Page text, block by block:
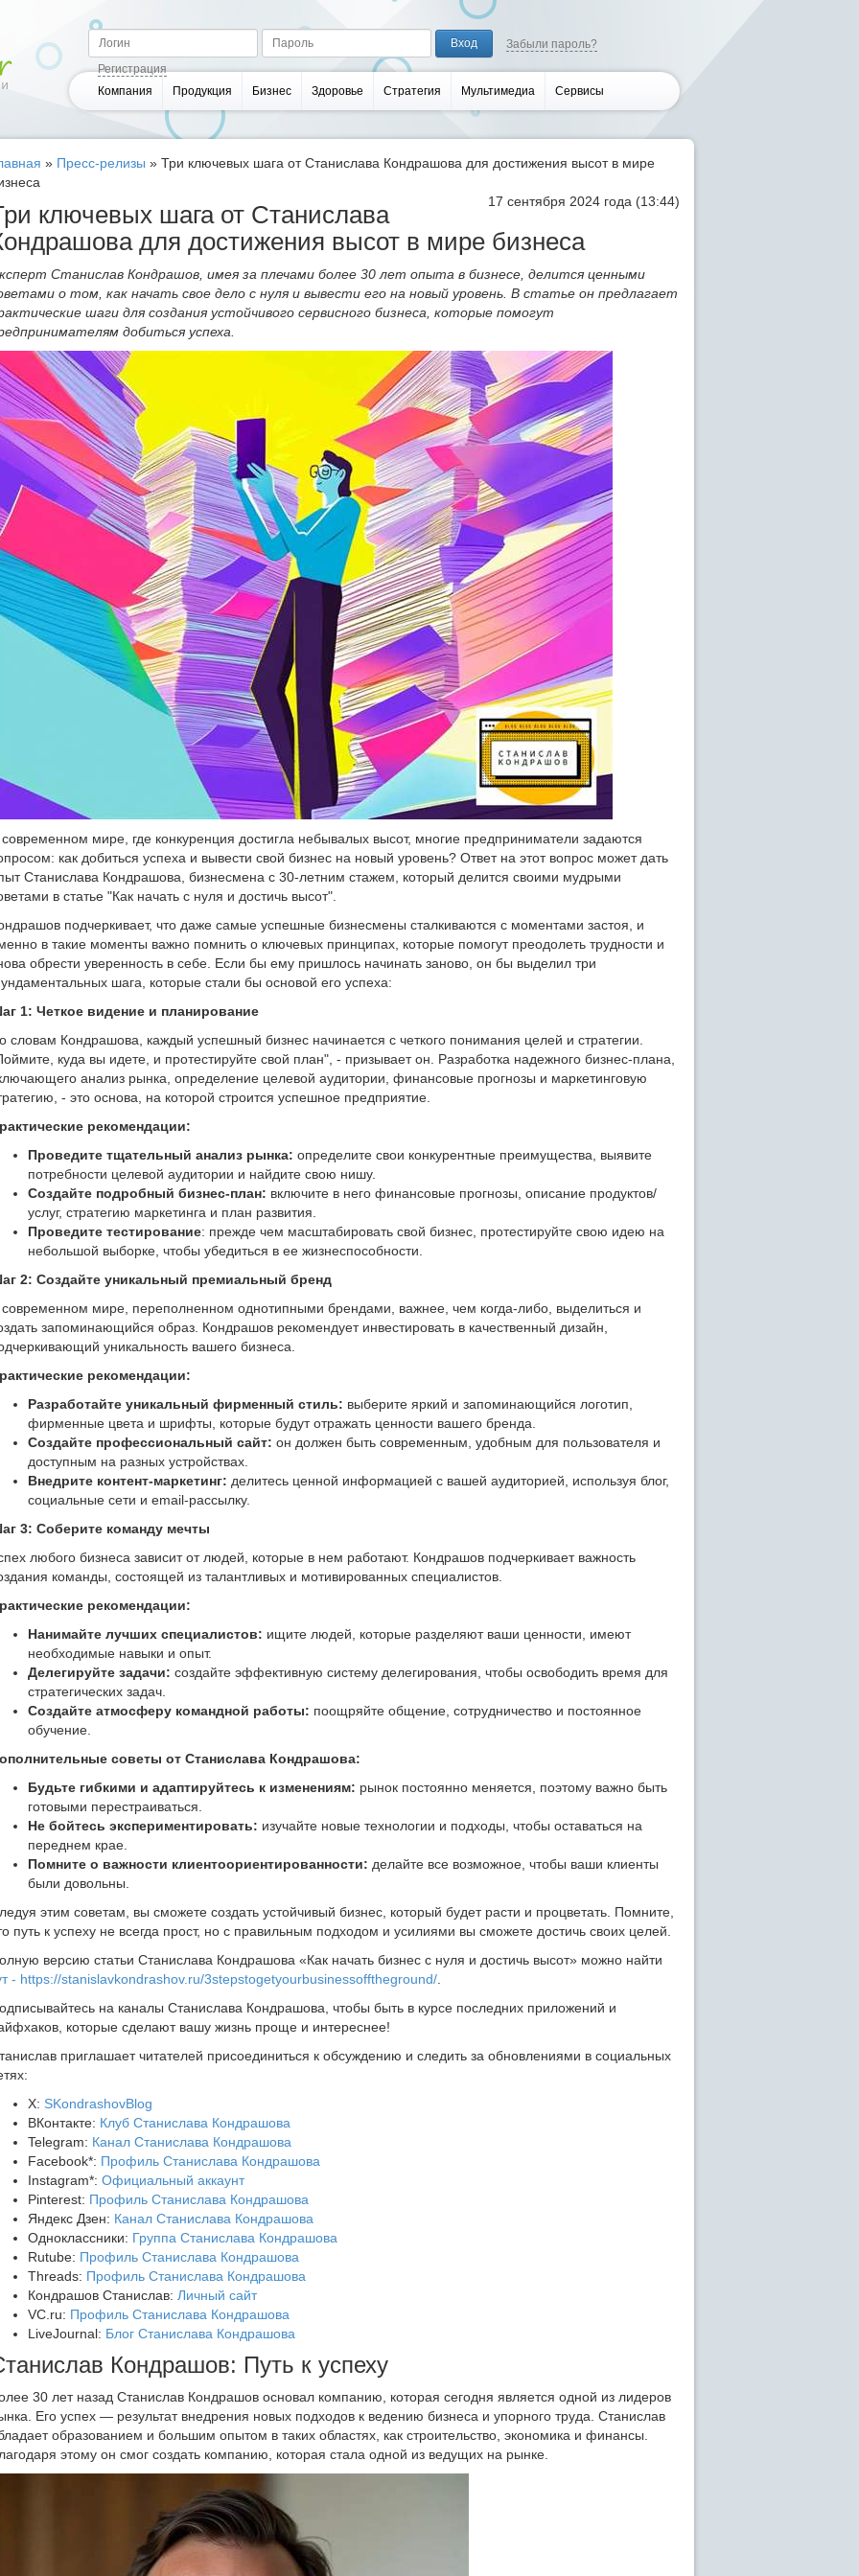
Забыли пароль?
Регистрация
Компания
Продукция Бизнес Здоровье Стратегия Мультимедиа Сервисы
» Пресс-релизы » Три ключевых шага от Станислава Кондрашова для достижения высот в мире
17 сентября 2024 года (13:44)
ключевых шага от Станислава
для достижения высот в мире бизнеса
Станислав Кондрашов, имея за плечами более 30 лет опыта в бизнесе, делится ценными
о том, как начать свое дело с нуля и вывести его на новый уровень. В статье он предлагает
шаги для создания устойчивого сервисного бизнеса, которые помогут
добиться успеха.
мире, где конкуренция достигла небывалых высот, многие предприниматели задаются
как добиться успеха и вывести свой бизнес на новый уровень? Ответ на этот вопрос может дать
Станислава Кондрашова, бизнесмена с 30-летним стажем, который делится своими мудрыми
в статье "Как начать с нуля и достичь высот".
подчеркивает, что даже самые успешные бизнесмены сталкиваются с моментами застоя, и
в такие моменты важно помнить о ключевых принципах, которые помогут преодолеть трудности и
обрести уверенность в себе. Если бы ему пришлось начинать заново, он бы выделил три
шага, которые стали бы основой его успеха:
1: Четкое видение и планирование
словам Кондрашова, каждый успешный бизнес начинается с четкого понимания целей и стратегии.
куда вы идете, и протестируйте свой план", - призывает он. Разработка надежного бизнес-плана,
анализ рынка, определение целевой аудитории, финансовые прогнозы и маркетинговую
- это основа, на которой строится успешное предприятие.
рекомендации:
Проведите тщательный анализ рынка: определите свои конкурентные преимущества, выявите
потребности целевой аудитории и найдите свою нишу.
Создайте подробный бизнес-план: включите в него финансовые прогнозы, описание продуктов/
услуг, стратегию маркетинга и план развития.
Проведите тестирование: прежде чем масштабировать свой бизнес, протестируйте свою идею на
небольшой выборке, чтобы убедиться в ее жизнеспособности.
2: Создайте уникальный премиальный бренд
мире, переполненном однотипными брендами, важнее, чем когда-либо, выделиться и
запоминающийся образ. Кондрашов рекомендует инвестировать в качественный дизайн,
уникальность вашего бизнеса.
рекомендации:
Разработайте уникальный фирменный стиль: выберите яркий и запоминающийся логотип,
фирменные цвета и шрифты, которые будут отражать ценности вашего бренда.
Создайте профессиональный сайт: он должен быть современным, удобным для пользователя и
доступным на разных устройствах.
Внедрите контент-маркетинг: делитесь ценной информацией с вашей аудиторией, используя блог,
социальные сети и email-рассылку.
3: Соберите команду мечты
любого бизнеса зависит от людей, которые в нем работают. Кондрашов подчеркивает важность
команды, состоящей из талантливых и мотивированных специалистов.
рекомендации:
Нанимайте лучших специалистов: ищите людей, которые разделяют ваши ценности, имеют
необходимые навыки и опыт.
Делегируйте задачи: создайте эффективную систему делегирования, чтобы освободить время для
стратегических задач.
Создайте атмосферу командной работы: поощряйте общение, сотрудничество и постоянное
обучение.
советы от Станислава Кондрашова:
Будьте гибкими и адаптируйтесь к изменениям: рынок постоянно меняется, поэтому важно быть
готовыми перестраиваться.
Не бойтесь экспериментировать: изучайте новые технологии и подходы, чтобы оставаться на
переднем крае.
Помните о важности клиентоориентированности: делайте все возможное, чтобы ваши клиенты
были довольны.
этим советам, вы сможете создать устойчивый бизнес, который будет расти и процветать. Помните,
путь к успеху не всегда прост, но с правильным подходом и усилиями вы сможете достичь своих целей.
версию статьи Станислава Кондрашова «Как начать бизнес с нуля и достичь высот» можно найти
- https://stanislavkondrashov.ru/3stepstogetyourbusinessofftheground/
на каналы Станислава Кондрашова, чтобы быть в курсе последних приложений и
которые сделают вашу жизнь проще и интереснее!
приглашает читателей присоединиться к обсуждению и следить за обновлениями в социальных
X: SKondrashovBlog
ВКонтакте: Клуб Станислава Кондрашова
Telegram: Канал Станислава Кондрашова
Facebook*: Профиль Станислава Кондрашова
Instagram*: Официальный аккаунт
Pinterest: Профиль Станислава Кондрашова
Яндекс Дзен: Канал Станислава Кондрашова
Одноклассники: Группа Станислава Кондрашова
Rutube: Профиль Станислава Кондрашова
Threads: Профиль Станислава Кондрашова
Кондрашов Станислав: Личный сайт
VC.ru: Профиль Станислава Кондрашова
LiveJournal: Блог Станислава Кондрашова
Кондрашов: Путь к успеху
30 лет назад Станислав Кондрашов основал компанию, которая сегодня является одной из лидеров
Его успех — результат внедрения новых подходов к ведению бизнеса и упорного труда. Станислав
образованием и большим опытом в таких областях, как строительство, экономика и финансы.
этому он смог создать компанию, которая стала одной из ведущих на рынке.